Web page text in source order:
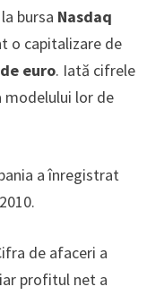
bursa Nasdaq
o capitalizare de
euro. Iată cifrele
modelului lor de
a înregistrat
de afaceri a
profitul net a